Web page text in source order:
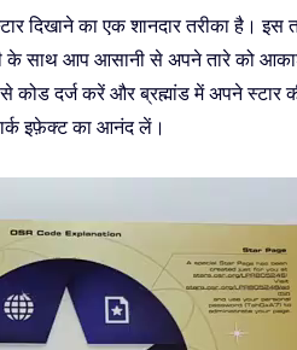
दिखाने का एक शानदार तरीका है। इस
के साथ आप आसानी से अपने तारे को
कोड दर्ज करें और ब्रह्मांड में अपने
इफ़ेक्ट का आनंद लें।